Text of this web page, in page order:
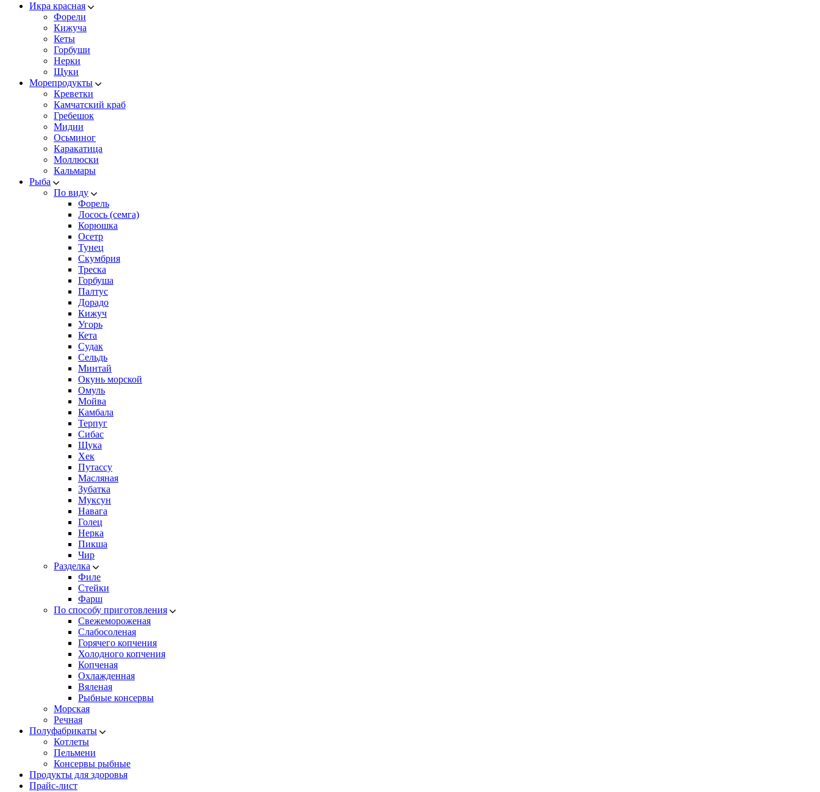
Икра красная
Форели
Кижуча
Кеты
Горбуши
Нерки
Щуки
Морепродукты
Креветки
Камчатский краб
Гребешок
Мидии
Осьминог
Каракатица
Моллюски
Кальмары
Рыба
По виду
Форель
Лосось (семга)
Корюшка
Осетр
Тунец
Скумбрия
Треска
Горбуша
Палтус
Дорадо
Кижуч
Угорь
Кета
Судак
Сельдь
Минтай
Окунь морской
Омуль
Мойва
Камбала
Терпуг
Сибас
Щука
Хек
Путассу
Масляная
Зубатка
Муксун
Навага
Голец
Нерка
Пикша
Чир
Разделка
Филе
Стейки
Фарш
По способу приготовления
Свежемороженая
Cлабосоленая
Горячего копчения
Холодного копчения
Копченая
Охлажденная
Вяленая
Рыбные консервы
Морская
Речная
Полуфабрикаты
Котлеты
Пельмени
Консервы рыбные
Продукты для здоровья
Прайс-лист